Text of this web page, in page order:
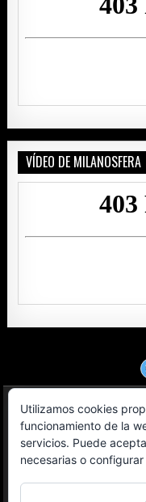
VÍDEO DE MILANOSFERA
Política de Privacidad
Aviso Legal
Contacto
Utilizamos cookies
funcionamiento de la
servicios. Puede
necesarias o